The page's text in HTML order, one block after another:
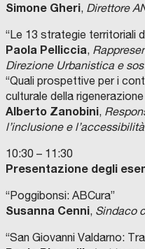
Simone Gheri, Direttore
“Le 13 strategie territoriali
Paola Pelliccia,
Direzione Urbanistica e
“Quali prospettive per i
culturale della rigenerazione
Alberto Zanobini,
l’inclusione e
10:30 – 11:30
Presentazione degli
“Poggibonsi: ABCura”
Susanna Cenni, Sindaco
“San Giovanni Valdarno: